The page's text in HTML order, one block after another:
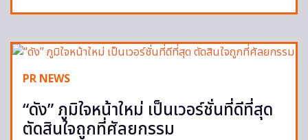
PR NEWS
“ดัง” ภูมิใจหน้าใหม่ เป็นเวอร์ชั่นที่ดีที่สุด
ตัดสินใจถูกที่ศัลยกรรม